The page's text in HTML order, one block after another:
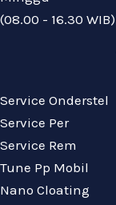
(08.00 - 16.30 WIB)
Service Onderstel
Service Per
Service Rem
Tune Pp Mobil
Nano Cloating